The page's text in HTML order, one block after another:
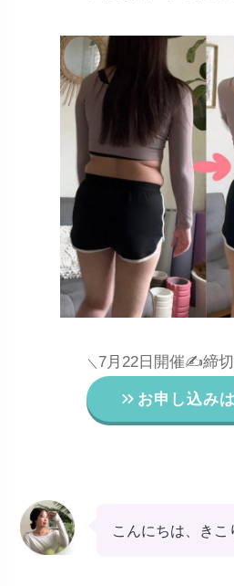
＼ 7月22日開催✍️締
お申し込み
こんにちは、きこ